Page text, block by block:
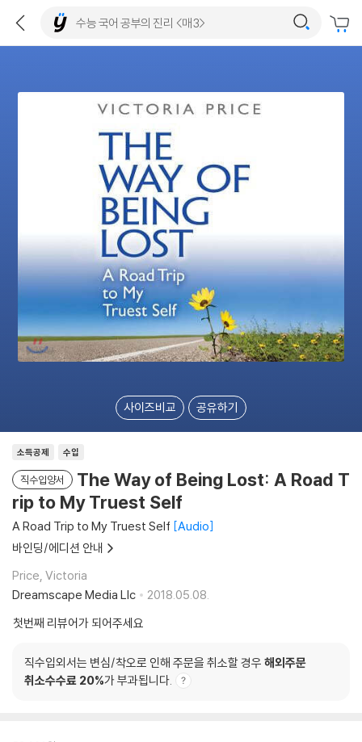
사이즈비교 공유하기
소득공제 수입
직수입양서
The Way of Being Lost: A Road T
rip to My Truest Self
A Road Trip to My Truest Self Audio
바인딩/에디션 안내
Price, Victoria
Dreamscape Media Llc
2018.05.08.
첫번째 리뷰어가 되어주세요
직수입외서는 변심/착오로 인해 주문을 취소할 경우 해외주문
취소수수료 20%가 부과됩니다.